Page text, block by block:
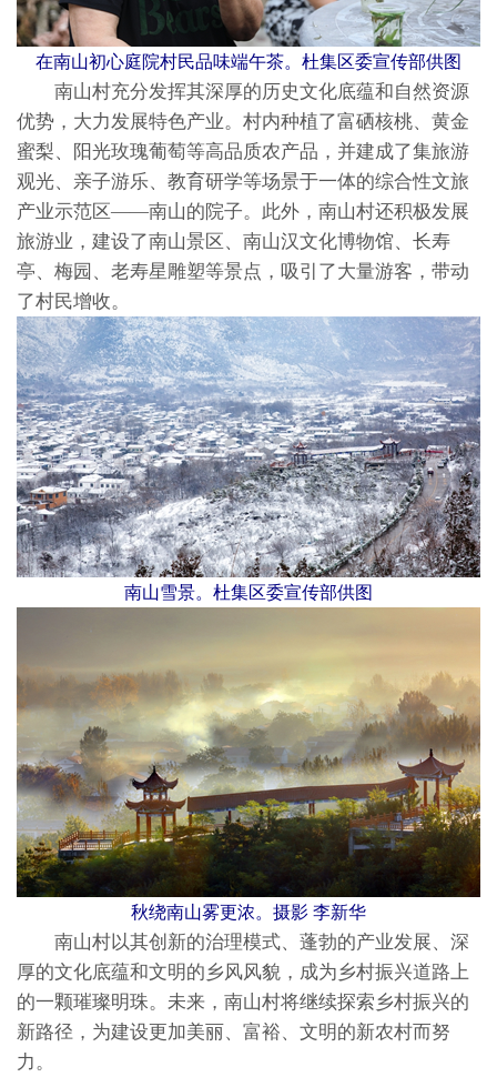
在南山初心庭院村民品味端午茶。杜集区委宣传部供图
南山村充分发挥其深厚的历史文化底蕴和自然资源
优势，大力发展特色产业。村内种植了富硒核桃、黄金
蜜梨、阳光玫瑰葡萄等高品质农产品，并建成了集旅游
观光、亲子游乐、教育研学等场景于一体的综合性文旅
产业示范区——南山的院子。此外，南山村还积极发展
旅游业，建设了南山景区、南山汉文化博物馆、长寿
亭、梅园、老寿星雕塑等景点，吸引了大量游客，带动
了村民增收。
南山雪景。杜集区委宣传部供图
秋绕南山雾更浓。摄影 李新华
南山村以其创新的治理模式、蓬勃的产业发展、深
厚的文化底蕴和文明的乡风风貌，成为乡村振兴道路上
的一颗璀璨明珠。未来，南山村将继续探索乡村振兴的
新路径，为建设更加美丽、富裕、文明的新农村而努
力。